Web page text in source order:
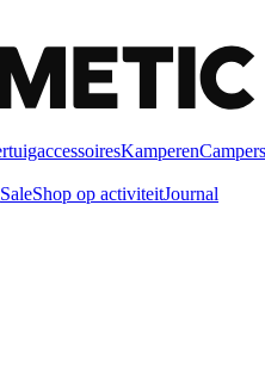
KamperenCampers
SaleShop op activiteitJournal